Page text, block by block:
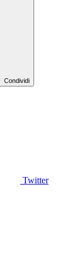
Condividi
Twitter